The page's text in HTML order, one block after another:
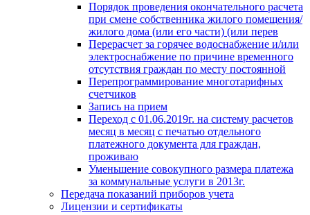
Порядок проведения окончательного расчета
при смене собственника жилого помещения/
жилого дома (или его части) (или перев
Перерасчет за горячее водоснабжение и/или
электроснабжение по причине временного
отсутствия граждан по месту постоянной
Перепрограммирование многотарифных
счетчиков
Запись на прием
Переход с 01.06.2019г. на систему расчетов
месяц в месяц с печатью отдельного
платежного документа для граждан,
проживаю
Уменьшение совокупного размера платежа
за коммунальные услуги в 2013г.
Передача показаний приборов учета
Лицензии и сертификаты